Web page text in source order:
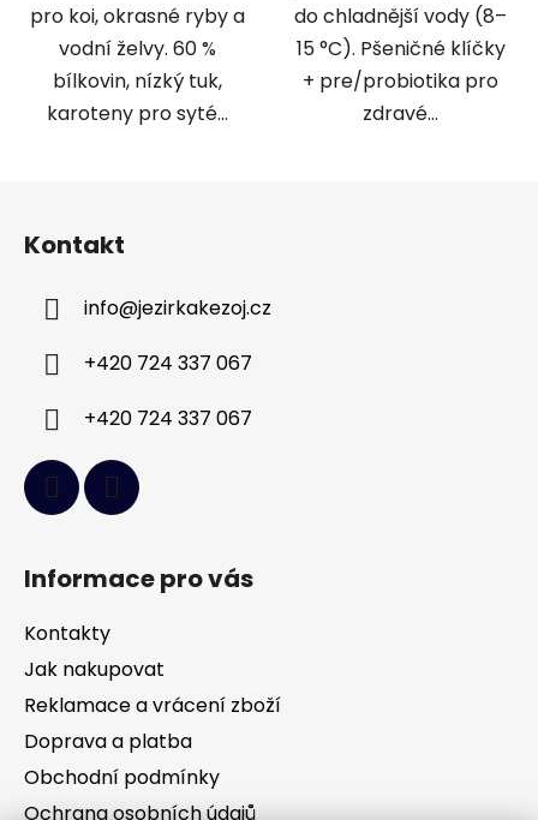
pro koi, okrasné ryby a
vodní želvy. 60 %
bílkovin, nízký tuk,
karoteny pro syté...
do chladnější vody (8–
15 °C). Pšeničné klíčky
+ pre/probiotika pro
zdravé...
Kontakt
info@jezirkakezoj.cz
+420 724 337 067
+420 724 337 067
Informace pro vás
Kontakty
Jak nakupovat
Reklamace a vrácení zboží
Doprava a platba
Obchodní podmínky
Ochrana osobních údajů